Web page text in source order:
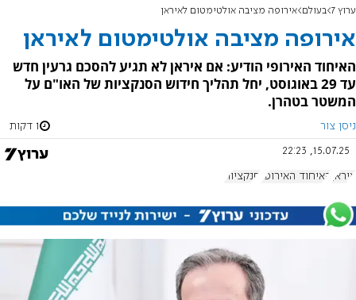
ערוץ 7 בעולם אירופה מציבה אולטימטום לאיראן
אירופה מציבה אולטימטום לאיראן
האיחוד האירופי הודיע: אם איראן לא תגיע להסכם גרעין חדש
עד 29 באוגוסט, יחל תהליך חידוש הסנקציות של האו"ם על
המשטר בטהרן.
ניסן צור 1 דקות
15.07.25, 22:23
איראן האיחוד האירופי סנקציות